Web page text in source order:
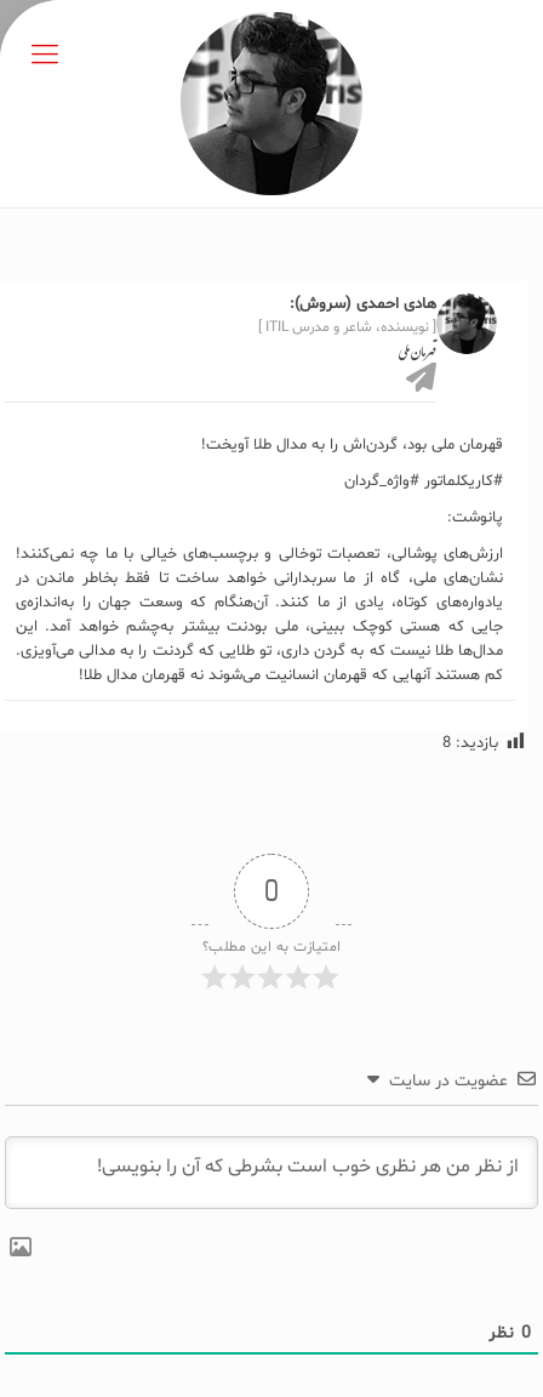
هادی احمدی (سروش):
[ نویسنده، شاعر و مدرس ITIL ]
قهرمان ملی
قهرمان ملی بود، گردن‌اش را به مدال طلا آویخت!
#کاریکلماتور #واژه_گردان
پانوشت:
ارزش‌های پوشالی، تعصبات توخالی و برچسب‌های خیالی با ما چه نمی‌کنند!
نشان‌های ملی، گاه از ما سربدارانی خواهد ساخت تا فقط بخاطر ماندن در
یادواره‌های کوتاه، یادی از ما کنند. آن‌هنگام که وسعت جهان را به‌اندازه‌ی
جایی که هستی کوچک ببینی، ملی بودنت بیشتر به‌چشم خواهد آمد. این
مدال‌ها طلا نیست که به گردن داری، تو طلایی که گردنت را به مدالی می‌آویزی.
کم هستند آنهایی که قهرمان انسانیت می‌شوند نه قهرمان مدال طلا!
بازدید: 8
0
امتیازت به این مطلب؟
عضویت در سایت
0 نظر